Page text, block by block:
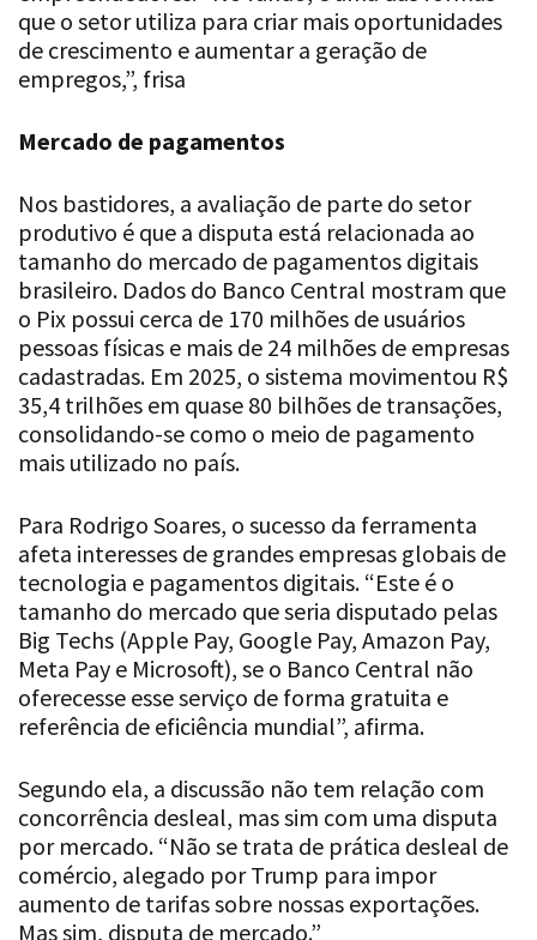
de crescimento e aumentar a geração de
empregos,”, frisa
Mercado de pagamentos
Nos bastidores, a avaliação de parte do setor
produtivo é que a disputa está relacionada ao
tamanho do mercado de pagamentos digitais
brasileiro. Dados do Banco Central mostram que
o Pix possui cerca de 170 milhões de usuários
pessoas físicas e mais de 24 milhões de empresas
cadastradas. Em 2025, o sistema movimentou R$
35,4 trilhões em quase 80 bilhões de transações,
consolidando-se como o meio de pagamento
mais utilizado no país.
Para Rodrigo Soares, o sucesso da ferramenta
afeta interesses de grandes empresas globais de
tecnologia e pagamentos digitais. “Este é o
tamanho do mercado que seria disputado pelas
Big Techs (Apple Pay, Google Pay, Amazon Pay,
Meta Pay e Microsoft), se o Banco Central não
oferecesse esse serviço de forma gratuita e
referência de eficiência mundial”, afirma.
Segundo ela, a discussão não tem relação com
concorrência desleal, mas sim com uma disputa
por mercado. “Não se trata de prática desleal de
comércio, alegado por Trump para impor
aumento de tarifas sobre nossas exportações.
Mas sim, disputa de mercado.”